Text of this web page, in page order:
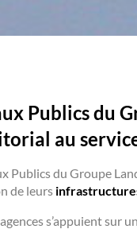
Publics du
au
du Groupe
de leurs
s’appuient sur